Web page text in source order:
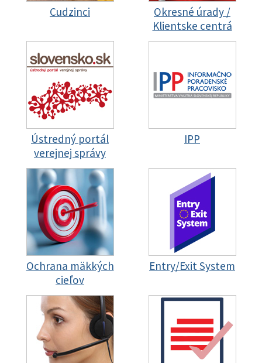
Cudzinci
Okresné úrady /
Klientske centrá
Ústredný portál
verejnej správy
IPP
Ochrana mäkkých
cieľov
Entry/Exit System